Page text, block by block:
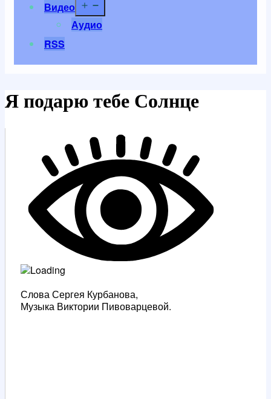
Видео
Аудио
RSS
Я подарю тебе Солнце
Слова Сергея Курбанова,
Музыка Виктории Пивоварцевой.